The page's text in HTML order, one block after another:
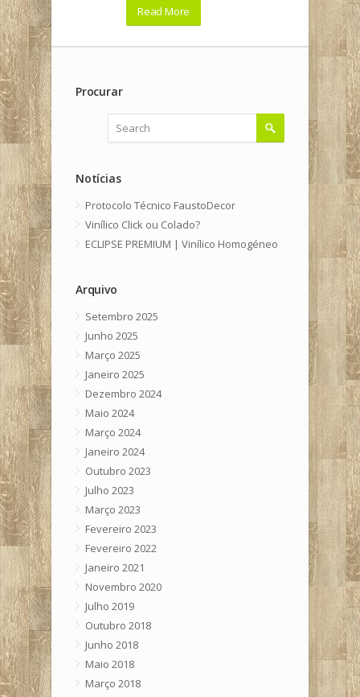
Read More
Procurar
Notícias
Protocolo Técnico FaustoDecor
Vinílico Click ou Colado?
ECLIPSE PREMIUM | Vinílico Homogéneo
Arquivo
Setembro 2025
Junho 2025
Março 2025
Janeiro 2025
Dezembro 2024
Maio 2024
Março 2024
Janeiro 2024
Outubro 2023
Julho 2023
Março 2023
Fevereiro 2023
Fevereiro 2022
Janeiro 2021
Novembro 2020
Julho 2019
Outubro 2018
Junho 2018
Maio 2018
Março 2018